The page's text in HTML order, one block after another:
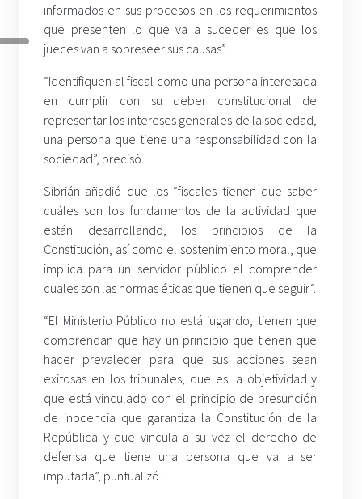
informados en sus procesos en los requerimientos
que presenten lo que va a suceder es que los
jueces van a sobreseer sus causas”.
“Identifiquen al fiscal como una persona interesada
en cumplir con su deber constitucional de
representar los intereses generales de la sociedad,
una persona que tiene una responsabilidad con la
sociedad”, precisó.
Sibrián añadió que los “fiscales tienen que saber
cuáles son los fundamentos de la actividad que
están desarrollando, los principios de la
Constitución, así como el sostenimiento moral, que
implica para un servidor público el comprender
cuales son las normas éticas que tienen que seguir”.
“El Ministerio Público no está jugando, tienen que
comprendan que hay un principio que tienen que
hacer prevalecer para que sus acciones sean
exitosas en los tribunales, que es la objetividad y
que está vinculado con el principio de presunción
de inocencia que garantiza la Constitución de la
República y que vincula a su vez el derecho de
defensa que tiene una persona que va a ser
imputada”, puntualizó.